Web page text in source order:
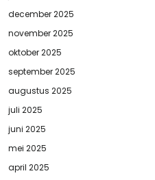
december 2025
november 2025
oktober 2025
september 2025
augustus 2025
juli 2025
juni 2025
mei 2025
april 2025